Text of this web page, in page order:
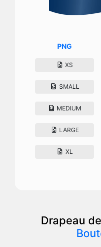
PNG
XS
SMALL
MEDIUM
LARGE
XL
Drapeau